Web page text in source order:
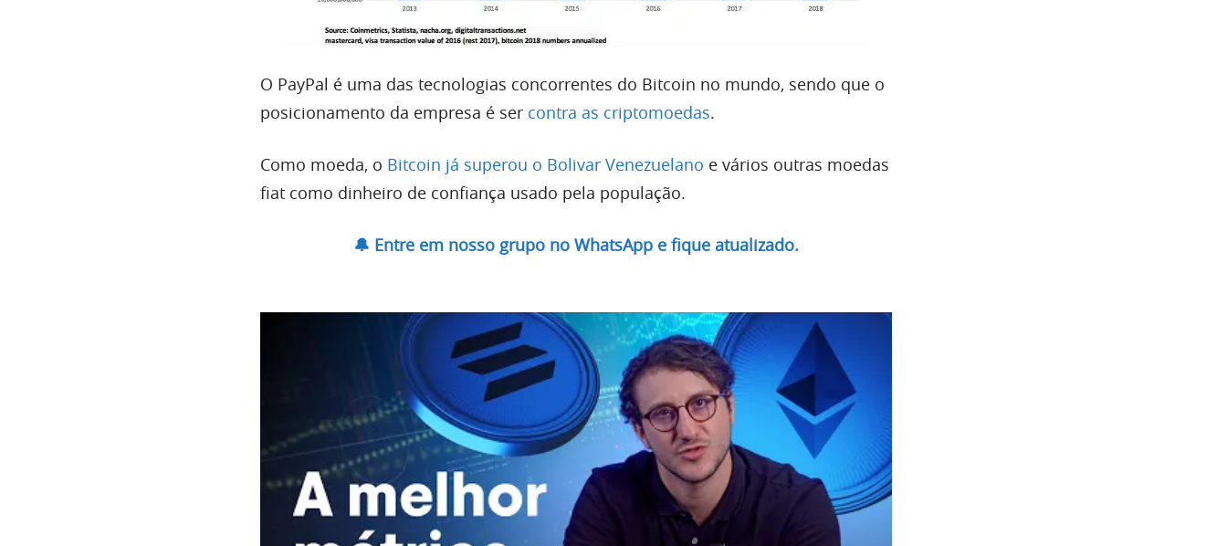
O PayPal é uma das tecnologias concorrentes do Bitcoin no mundo, sendo que o
posicionamento da empresa é ser contra as criptomoedas.
Como moeda, o Bitcoin já superou o Bolivar Venezuelano e vários outras moedas
fiat como dinheiro de confiança usado pela população.
🔔 Entre em nosso grupo no WhatsApp e fique atualizado.